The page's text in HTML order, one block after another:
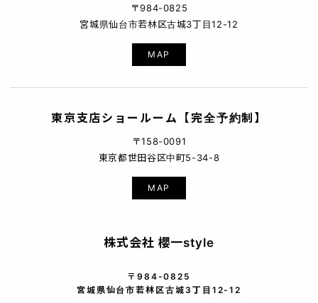
〒984-0825
宮城県仙台市若林区古城3丁目12-12
MAP
東京支店ショールーム【完全予約制】
〒158-0091
東京都世田谷区中町5-34-8
MAP
株式会社 櫻一style
〒984-0825
宮城県仙台市若林区古城3丁目12-12